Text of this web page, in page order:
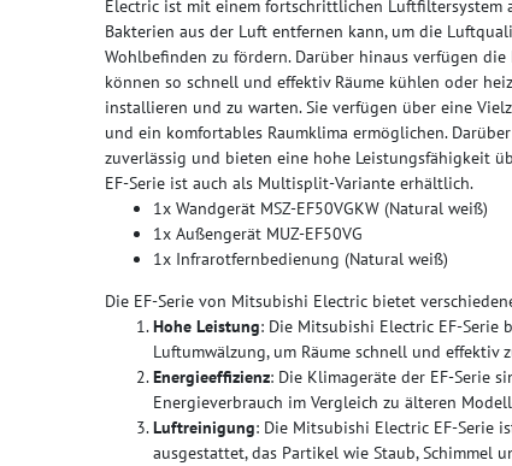
Electric ist mit einem fortschrittlichen Luftfiltersystem
Bakterien aus der Luft entfernen kann, um die
Wohlbefinden zu fördern. Darüber hinaus verfügen
können so schnell und effektiv Räume kühlen oder
installieren und zu warten. Sie verfügen über eine
und ein komfortables Raumklima ermöglichen.
zuverlässig und bieten eine hohe Leistungsfähigkeit
EF-Serie ist auch als Multisplit-Variante erhältlich.
1x Wandgerät MSZ-EF50VGKW (Natural weiß)
1x Außengerät MUZ-EF50VG
1x Infrarotfernbedienung (Natural weiß)
Die EF-Serie von Mitsubishi Electric bietet
Hohe Leistung: Die Mitsubishi Electric EF-
Luftumwälzung, um Räume schnell und effektiv
Energieeffizienz: Die Klimageräte der EF-Serie
Energieverbrauch im Vergleich zu älteren
Luftreinigung: Die Mitsubishi Electric EF-Serie
ausgestattet, das Partikel wie Staub, Schimmel